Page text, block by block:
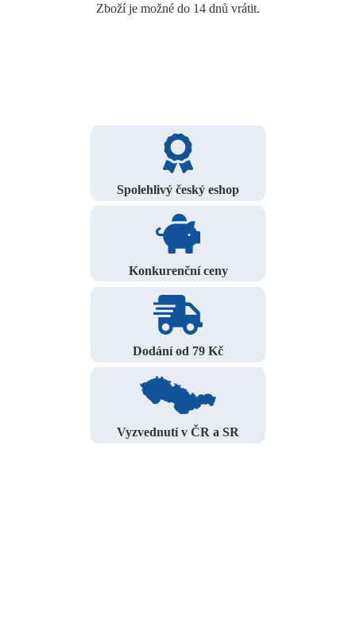
Zboží je možné do 14 dnů vrátit.
Spolehlivý český eshop
Konkurenční ceny
Dodání od 79 Kč
Vyzvednutí v ČR a SR